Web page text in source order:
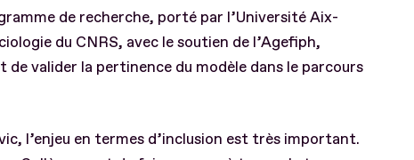
de recherche, porté par l’Université Aix-
du CNRS, avec le soutien de l’Agefiph,
de valider la pertinence du modèle dans le parcours
l’enjeu en termes d’inclusion est très important.